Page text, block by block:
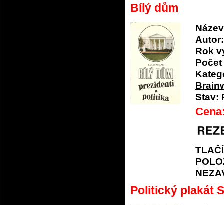
Bílý dům
Autor:
Rok
Stav:
Politický plakát